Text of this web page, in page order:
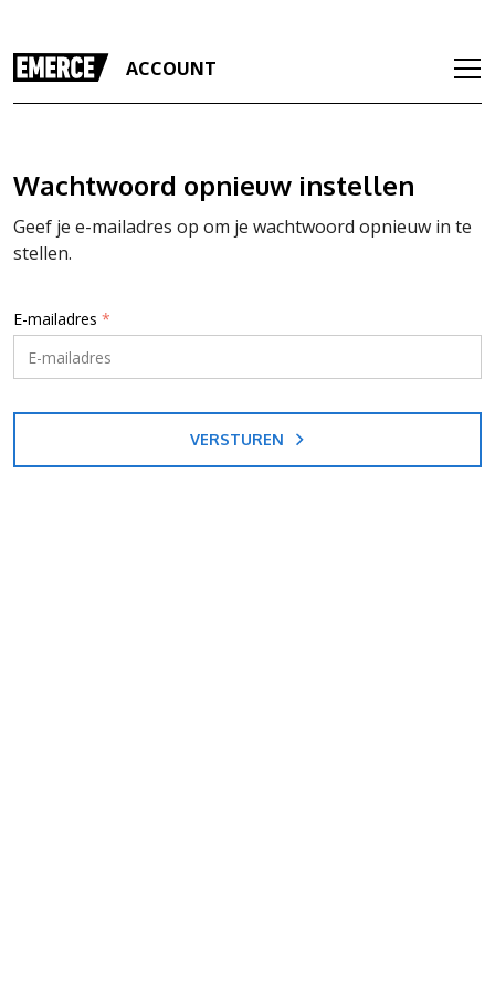
ACCOUNT
Wachtwoord opnieuw instellen
Geef je e-mailadres op om je wachtwoord opnieuw in te
stellen.
E-mailadres *
VERSTUREN